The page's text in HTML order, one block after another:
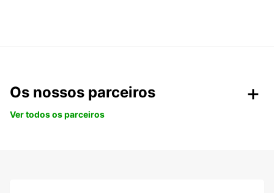
Os nossos parceiros
Ver todos os parceiros